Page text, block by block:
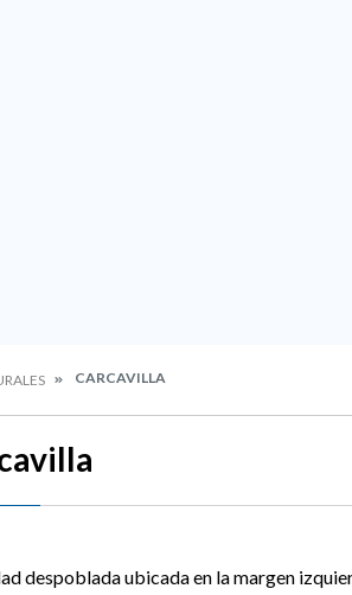
CARCAVILLA
despoblada ubicada en la margen